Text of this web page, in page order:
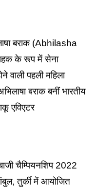
बराक (Abhilasha
के रूप में सेना
वाली पहली महिला
बराक बनीं भारतीय
एविएटर
चैम्पियनशिप 2022
तुर्की में आयोजित